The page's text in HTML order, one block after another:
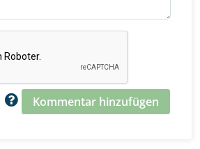
Kommentar hinzufügen